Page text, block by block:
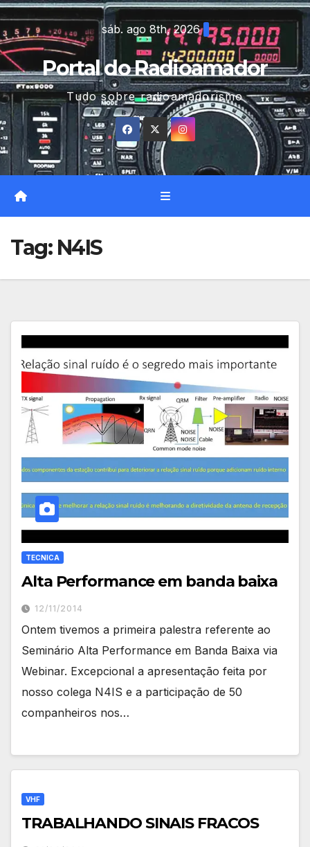
Skip
to
content
sáb. ago 8th, 2026
Portal do Radioamador
Tudo sobre radioamadorismo
Tag: N4IS
TECNICA
Alta Performance em banda baixa
12/11/2014
Ontem tivemos a primeira palestra referente ao
Seminário Alta Performance em Banda Baixa via
Webinar. Excepcional a apresentação feita por
nosso colega N4IS e a participação de 50
companheiros nos…
VHF
TRABALHANDO SINAIS FRACOS